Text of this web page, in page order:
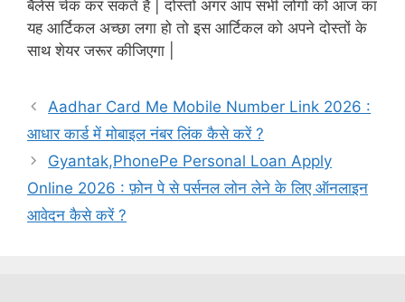
बैलेंस चेक कर सकते है | दोस्तों अगर आप सभी लोगो को आज का
यह आर्टिकल अच्छा लगा हो तो इस आर्टिकल को अपने दोस्तों के
साथ शेयर जरूर कीजिएगा |
Aadhar Card Me Mobile Number Link 2026 :
आधार कार्ड में मोबाइल नंबर लिंक कैसे करें ?
Gyantak,PhonePe Personal Loan Apply
Online 2026 : फ़ोन पे से पर्सनल लोन लेने के लिए ऑनलाइन
आवेदन कैसे करें ?